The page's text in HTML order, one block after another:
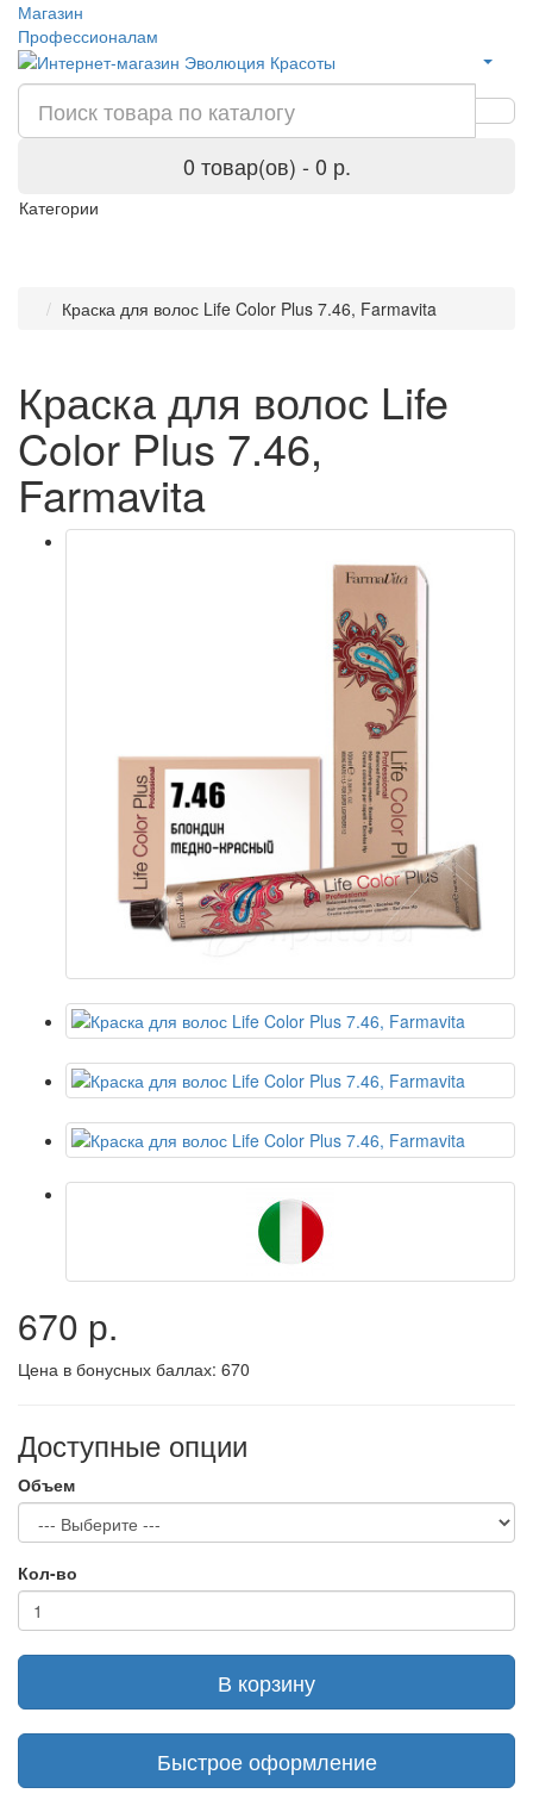
Магазин
Профессионалам
0 товар(ов) - 0 р.
Категории
Краска для волос Life Color Plus 7.46, Farmavita
Краска для волос Life
Color Plus 7.46,
Farmavita
670 р.
Цена в бонусных баллах: 670
Доступные опции
Объем
Кол-во
В корзину
Быстрое оформление